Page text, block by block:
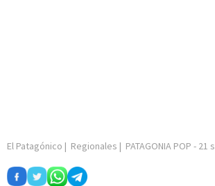
El Patagónico | Regionales | PATAGONIA POP - 21